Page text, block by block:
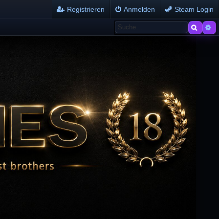
Steam Login
Anmelden
Registrieren
Suche